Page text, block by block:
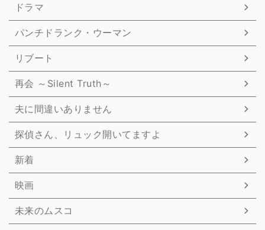
ドラマ
パンチドランク・ウーマン
リブート
再会 ～Silent Truth～
夫に間違いありません
探偵さん、リュック開いてますよ
新着
映画
未来のムスコ